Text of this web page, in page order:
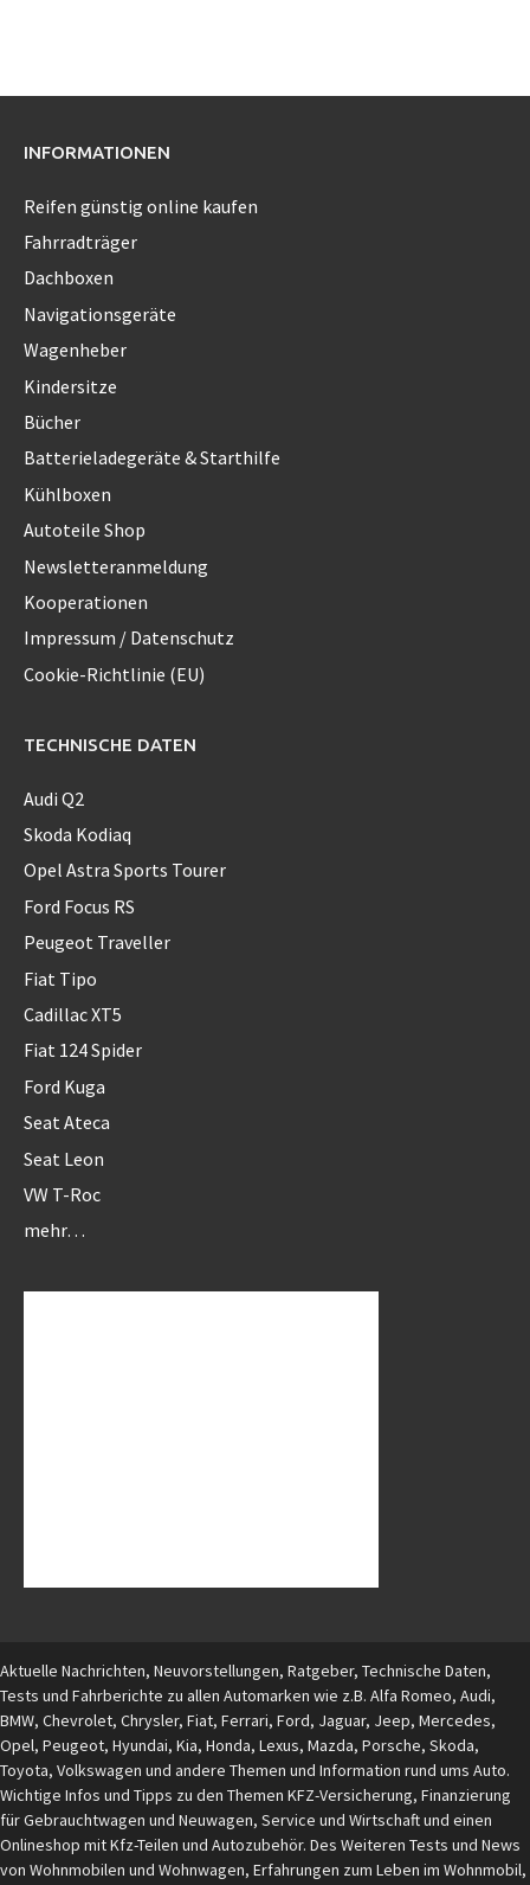
INFORMATIONEN
Reifen günstig online kaufen
Fahrradträger
Dachboxen
Navigationsgeräte
Wagenheber
Kindersitze
Bücher
Batterieladegeräte & Starthilfe
Kühlboxen
Autoteile Shop
Newsletteranmeldung
Kooperationen
Impressum / Datenschutz
Cookie-Richtlinie (EU)
TECHNISCHE DATEN
Audi Q2
Skoda Kodiaq
Opel Astra Sports Tourer
Ford Focus RS
Peugeot Traveller
Fiat Tipo
Cadillac XT5
Fiat 124 Spider
Ford Kuga
Seat Ateca
Seat Leon
VW T-Roc
mehr…
Aktuelle Nachrichten, Neuvorstellungen, Ratgeber, Technische Daten,
Tests und Fahrberichte zu allen Automarken wie z.B. Alfa Romeo, Audi,
BMW, Chevrolet, Chrysler, Fiat, Ferrari, Ford, Jaguar, Jeep, Mercedes,
Opel, Peugeot, Hyundai, Kia, Honda, Lexus, Mazda, Porsche, Skoda,
Toyota, Volkswagen und andere Themen und Information rund ums Auto.
Wichtige Infos und Tipps zu den Themen KFZ-Versicherung, Finanzierung
für Gebrauchtwagen und Neuwagen, Service und Wirtschaft und einen
Onlineshop mit Kfz-Teilen und Autozubehör. Des Weiteren Tests und News
von Wohnmobilen und Wohnwagen, Erfahrungen zum Leben im Wohnmobil,